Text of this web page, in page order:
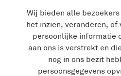
Wij bieden alle
het inzien, veranderen,
persoonlijke informatie
aan ons is verstrekt en
nog in ons bezit
persoonsgegevens